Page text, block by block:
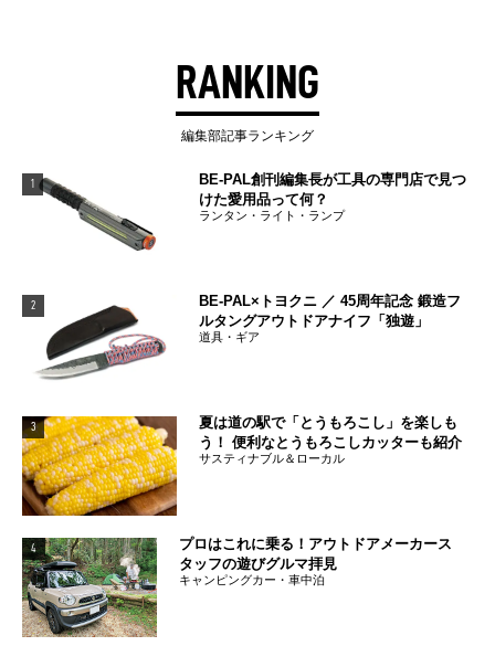
RANKING
編集部記事ランキング
1
BE-PAL創刊編集長が工具の専門店で見つ
けた愛用品って何？
ランタン・ライト・ランプ
2
BE-PAL×トヨクニ ／ 45周年記念 鍛造フ
ルタングアウトドアナイフ「独遊」
道具・ギア
3
夏は道の駅で「とうもろこし」を楽しも
う！ 便利なとうもろこしカッターも紹介
サスティナブル＆ローカル
4
プロはこれに乗る！アウトドアメーカース
タッフの遊びグルマ拝見
キャンピングカー・車中泊